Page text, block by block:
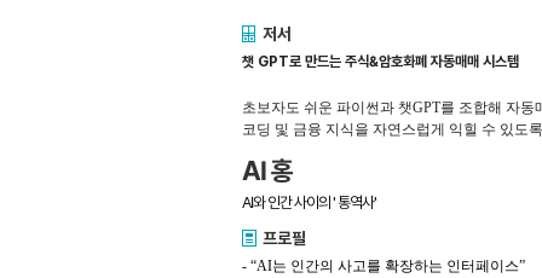
저서
챗 GPT로 만드는 주식&암호화폐 자동매매 시스템
초보자도 쉬운 파이썬과 챗GPT를 조합해 자
코딩 및 금융 지식을 자연스럽게 익힐 수 있도
AI 홍
AI와 인간 사이의 ' 통역사'
프로필
- “AI는 인간의 사고를 확장하는 인터페이스”